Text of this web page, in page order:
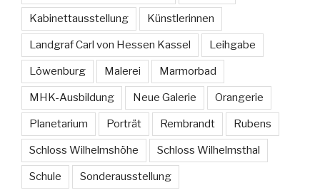
Kabinettausstellung Künstlerinnen
Landgraf Carl von Hessen Kassel Leihgabe
Löwenburg Malerei Marmorbad
MHK-Ausbildung Neue Galerie Orangerie
Planetarium Porträt Rembrandt Rubens
Schloss Wilhelmshöhe Schloss Wilhelmsthal
Schule Sonderausstellung